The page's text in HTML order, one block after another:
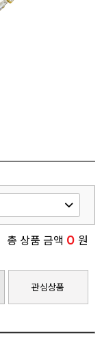
총 상품 금액 0 원
관심상품